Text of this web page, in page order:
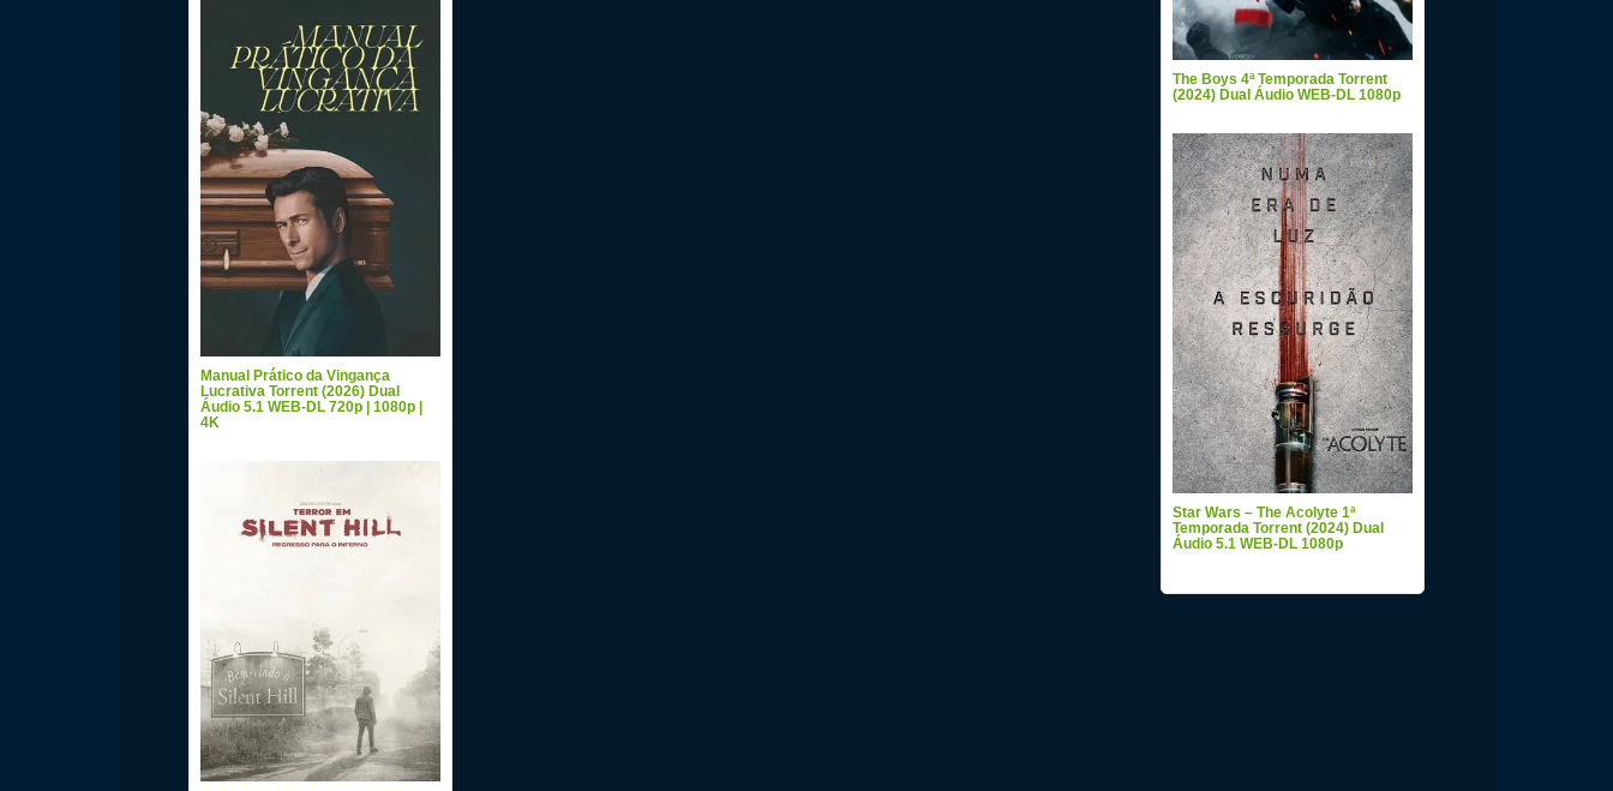
Manual Prático da Vingança
Lucrativa Torrent (2026) Dual
Áudio 5.1 WEB-DL 720p | 1080p |
4K
The Boys 4ª Temporada Torrent
(2024) Dual Áudio WEB-DL 1080p
Star Wars – The Acolyte 1ª
Temporada Torrent (2024) Dual
Áudio 5.1 WEB-DL 1080p